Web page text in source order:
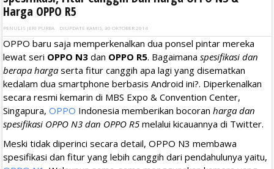
Harga OPPO R5
PENULIS JERI PURBA DIUPDATE KAMIS, 30 OKTOBER 2014
OPPO baru saja memperkenalkan dua ponsel pintar mereka
lewat seri OPPO N3 dan OPPO R5. Bagaimana spesifikasi dan
berapa harga serta fitur canggih apa lagi yang disematkan
kedalam dua smartphone berbasis Android ini?. Diperkenalkan
secara resmi kemarin di MBS Expo & Convention Center,
Singapura, OPPO Indonesia memberikan bocoran harga dan
spesifikasi OPPO N3 dan OPPO R5 melalui kicauannya di Twitter.
Meski tidak diperinci secara detail, OPPO N3 membawa
spesifikasi dan fitur yang lebih canggih dari pendahulunya yaitu,